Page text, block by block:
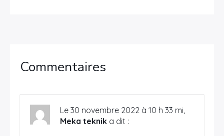
Commentaires
Le 30 novembre 2022 à 10 h 33 mi,
Meka teknik a dit :